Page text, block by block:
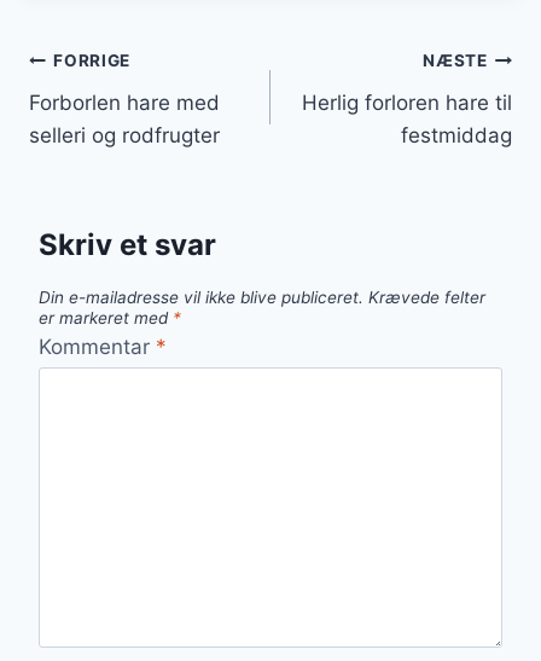
Indlægsnavigation
FORRIGE
Forborlen hare med
selleri og rodfrugter
NÆSTE
Herlig forloren hare til
festmiddag
Skriv et svar
Din e-mailadresse vil ikke blive publiceret. Krævede felter
er markeret med *
Kommentar *